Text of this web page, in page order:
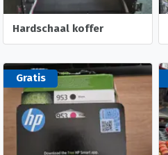
Hardschaal koffer
Gratis